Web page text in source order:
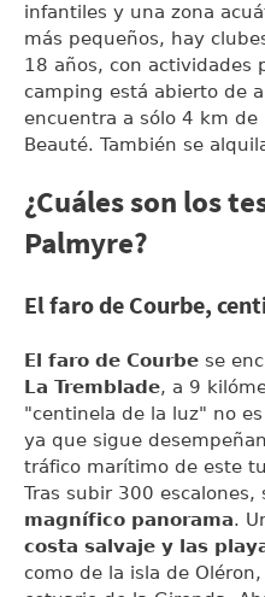
infantiles y una zona
más pequeños, hay
18 años, con actividades
camping está abierto de
encuentra a sólo 4 km de
Beauté. También se
¿Cuáles son los
Palmyre?
El faro de Courbe,
El faro de Courbe se
La Tremblade, a 9
"centinela de la luz" no
ya que sigue
tráfico marítimo de este
Tras subir 300 escalones,
magnífico panorama.
costa salvaje y las
como de la isla de